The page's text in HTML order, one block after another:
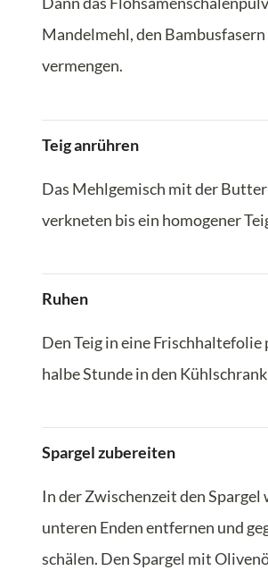
Mandelmehl, den Bambusfasern
vermengen.
Teig anrühren
Das Mehlgemisch mit der
verkneten bis ein homogener
Ruhen
Den Teig in eine Frischhaltefolie
halbe Stunde in den
Spargel zubereiten
In der Zwischenzeit den Spargel
unteren Enden entfernen und
schälen. Den Spargel mit